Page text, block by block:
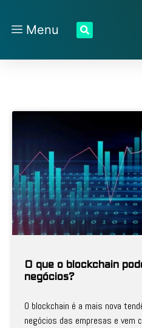
Menu
O que o blockchain
negócios?
O blockchain é a mais nova
negócios das empresas e vem